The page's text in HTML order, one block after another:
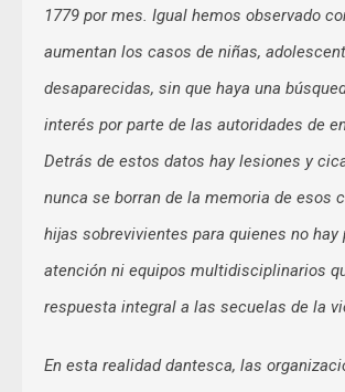
1779 por mes. Igual hemos observado
aumentan los casos de niñas,
desaparecidas, sin que haya una
interés por parte de las autoridades de
Detrás de estos datos hay lesiones y
nunca se borran de la memoria de esos
hijas sobrevivientes para quienes no
atención ni equipos multidisciplinarios
respuesta integral a las secuelas de la
En esta realidad dantesca, las